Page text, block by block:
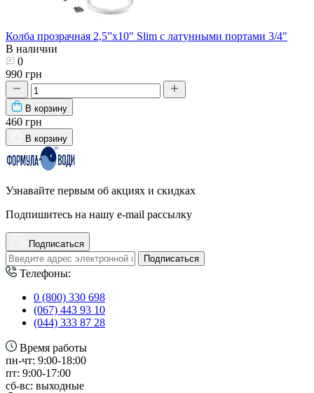
Колба прозрачная 2,5”х10" Slim с латунными портами 3/4"
В наличии
0
990 грн
В корзину
460 грн
В корзину
Узнавайте первым об акциях и скидках
Подпишитесь на нашу e-mail рассылку
Подписаться
Подписаться
Телефоны:
0 (800) 330 698
(067) 443 93 10
(044) 333 87 28
Время работы
пн-чт: 9:00-18:00
пт: 9:00-17:00
сб-вс: выходные